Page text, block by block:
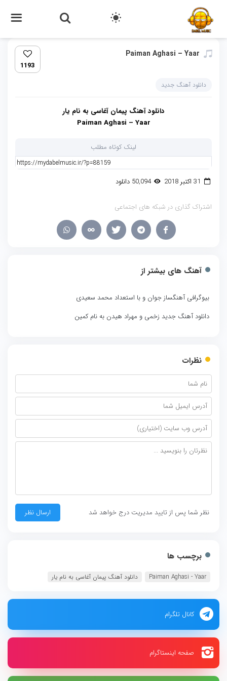
Paiman Aghasi – Yaar
1193
دانلود آهنگ جدید
دانلود آهنگ پیمان آغاسی به نام یار
Paiman Aghasi – Yaar
لینک کوتاه مطلب
50,094 دانلود
اشتراک گذاری در شبکه های اجتماعی
آهنگ های بیشتر از
بیوگرافی آهنگساز جوان و با استعداد محمد سعیدی
دانلود آهنگ جدید زخمی و مهراد هیدن به نام کمین
نظرات
نظر شما پس از تایید مدیریت درج خواهد شد
برچسب ها
Paiman Aghasi - Yaar دانلود آهنگ پیمان آغاسی به نام یار
کانال تلگرام
صفحه اینستاگرام